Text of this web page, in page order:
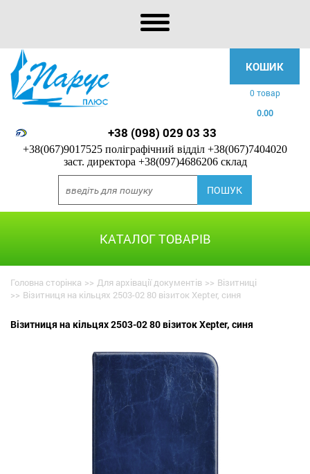
КОШИК
0 товар
0.00
+38 (098) 029 03 33
+38(067)9017525 поліграфічний відділ +38(067)7404020
заст. директора +38(097)4686206 склад
КАТАЛОГ ТОВАРІВ
Головна сторінка >> Для архівації документів >> Візитниці
>> Візитниця на кільцях 2503-02 80 візиток Xepter, синя
Візитниця на кільцях 2503-02 80 візиток Xepter, синя